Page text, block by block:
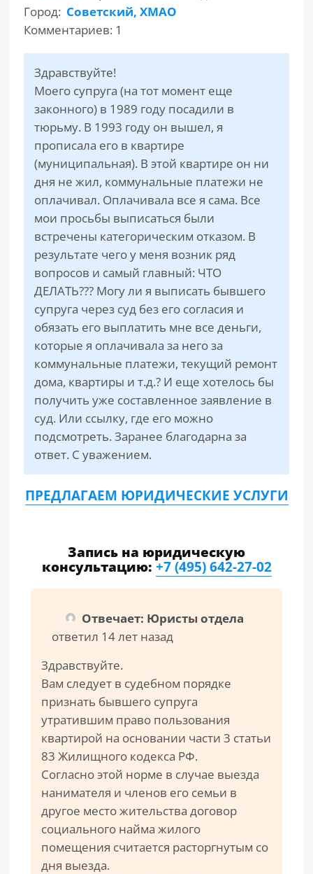
Город: Советский, ХМАО
Комментариев: 1
Здравствуйте!
Моего супруга (на тот момент еще
законного) в 1989 году посадили в
тюрьму. В 1993 году он вышел, я
прописала его в квартире
(муниципальная). В этой квартире он ни
дня не жил, коммунальные платежи не
оплачивал. Оплачивала все я сама. Все
мои просьбы выписаться были
встречены категорическим отказом. В
результате чего у меня возник ряд
вопросов и самый главный: ЧТО
ДЕЛАТЬ??? Могу ли я выписать бывшего
супруга через суд без его согласия и
обязать его выплатить мне все деньги,
которые я оплачивала за него за
коммунальные платежи, текущий ремонт
дома, квартиры и т.д.? И еще хотелось бы
получить уже составленное заявление в
суд. Или ссылку, где его можно
подсмотреть. Заранее благодарна за
ответ. С уважением.
ПРЕДЛАГАЕМ ЮРИДИЧЕСКИЕ УСЛУГИ
Запись на юридическую
консультацию:+7 (495) 642-27-02
Отвечает: Юристы отдела
ответил 14 лет назад
Здравствуйте.
Вам следует в судебном порядке
признать бывшего супруга
утратившим право пользования
квартирой на основании части 3 статьи
83 Жилищного кодекса РФ.
Согласно этой норме в случае выезда
нанимателя и членов его семьи в
другое место жительства договор
социального найма жилого
помещения считается расторгнутым со
дня выезда.